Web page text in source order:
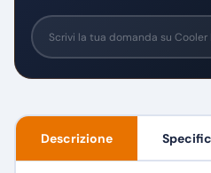
Descrizione